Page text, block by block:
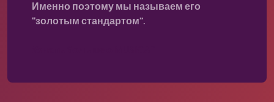
Именно поэтому мы называем его
“золотым стандартом”.